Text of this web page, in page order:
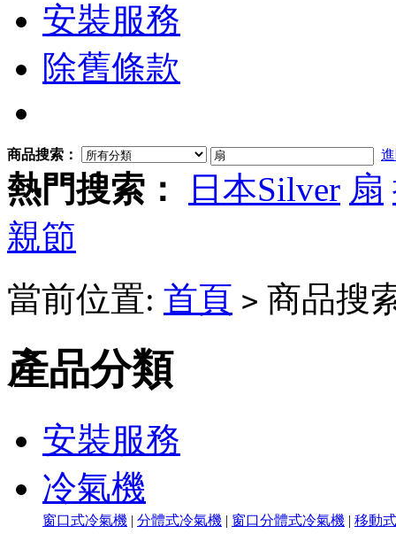
安裝服務
除舊條款
商品搜索：
熱門搜索： 日本Silver 扇
親節
當前位置: 首頁 > 商品搜
產品分類
安裝服務
冷氣機
窗口式冷氣機 | 分體式冷氣機 | 窗口分體式冷氣機 | 移動